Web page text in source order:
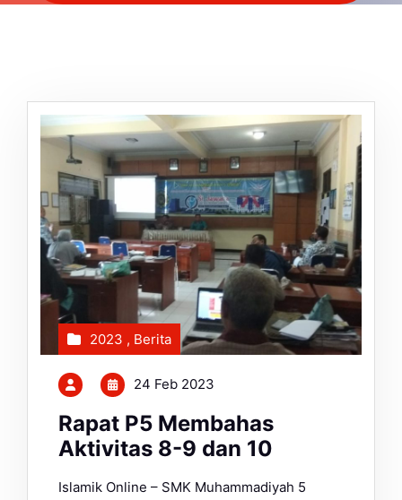
2023 , Berita
24 Feb 2023
Rapat P5 Membahas
Aktivitas 8-9 dan 10
Islamik Online – SMK Muhammadiyah 5